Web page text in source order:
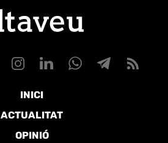
INICI
ACTUALITAT
OPINIÓ